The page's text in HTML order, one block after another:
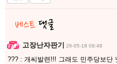
고장난자판기 26-05-18 09:48
??? : 개씨발련!!! 그래도 민주당보단